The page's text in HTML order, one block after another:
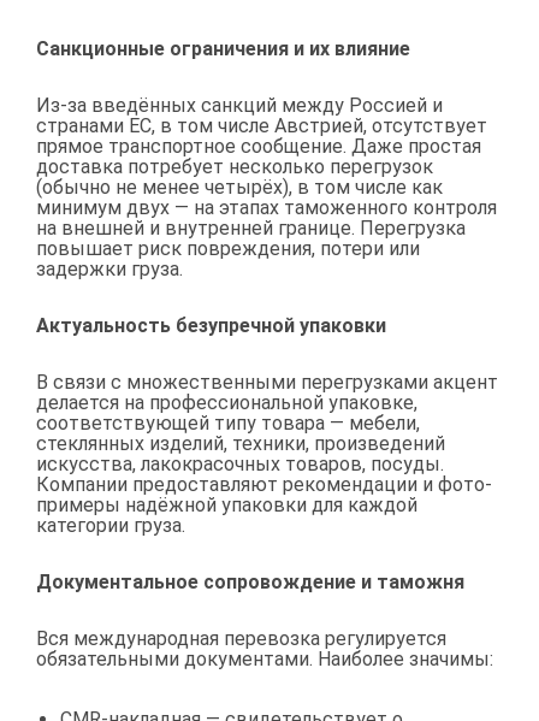
Санкционные ограничения и их влияние
Из-за введённых санкций между Россией и
странами ЕС, в том числе Австрией, отсутствует
прямое транспортное сообщение. Даже простая
доставка потребует несколько перегрузок
(обычно не менее четырёх), в том числе как
минимум двух — на этапах таможенного контроля
на внешней и внутренней границе. Перегрузка
повышает риск повреждения, потери или
задержки груза.
Актуальность безупречной упаковки
В связи с множественными перегрузками акцент
делается на профессиональной упаковке,
соответствующей типу товара — мебели,
стеклянных изделий, техники, произведений
искусства, лакокрасочных товаров, посуды.
Компании предоставляют рекомендации и фото-
примеры надёжной упаковки для каждой
категории груза.
Документальное сопровождение и таможня
Вся международная перевозка регулируется
обязательными документами. Наиболее значимы: